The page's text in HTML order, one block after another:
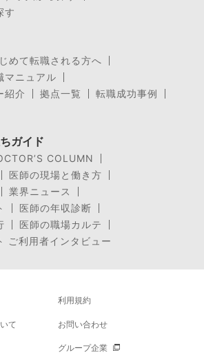
す
めて転職される方へ
マニュアル
紹介
拠点一覧
転職成功事例
ガイド
COLUMN
医師の現場と働き方
業界ニュース
医師の年収診断
医師の職場カルテ
ご利用者インタビュー
利用規約
て お問い合わせ
グループ企業